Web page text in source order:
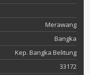
Merawang
Bangka
Kep. Bangka Belitung
33172